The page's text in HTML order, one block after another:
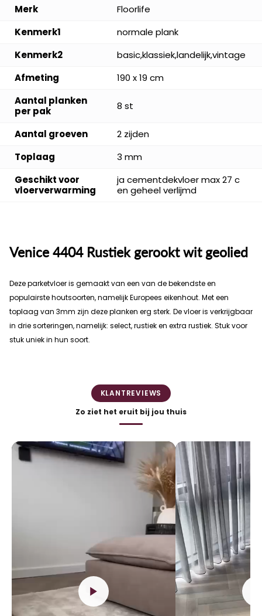
Merk
Floorlife
Kenmerk1
normale plank
Kenmerk2
basic,klassiek,landelijk,vintage
Afmeting
190 x 19 cm
Aantal planken
per pak
8 st
Aantal groeven
2 zijden
Toplaag
3 mm
Geschikt voor
vloerverwarming
ja cementdekvloer max 27 c
en geheel verlijmd
Venice 4404 Rustiek gerookt wit geolied
Deze parketvloer is gemaakt van een van de bekendste en
populairste houtsoorten, namelijk Europees eikenhout. Met een
toplaag van 3mm zijn deze planken erg sterk. De vloer is verkrijgbaar
in drie sorteringen, namelijk: select, rustiek en extra rustiek. Stuk voor
stuk uniek in hun soort.
KLANTREVIEWS
Zo ziet het eruit bij jou thuis